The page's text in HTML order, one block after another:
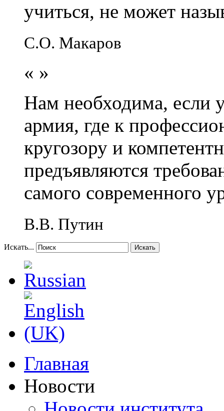
учиться, не может
С.О. Макаров
« »
Нам необходима, если
армия, где к
кругозору и
предъявляются
самого современного
В.В. Путин
Искать... Искать
Главная
Новости